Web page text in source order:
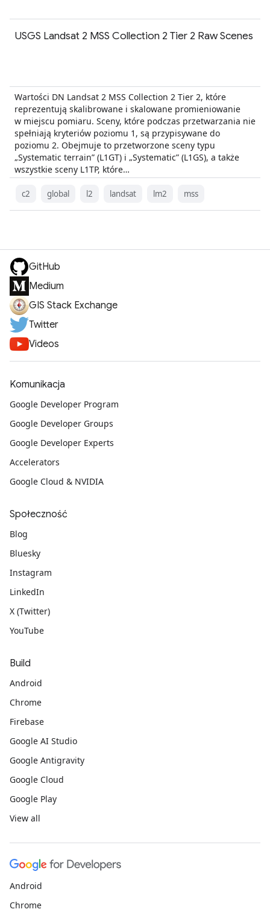
USGS Landsat 2 MSS Collection 2 Tier 2 Raw Scenes
Wartości DN Landsat 2 MSS Collection 2 Tier 2, które
reprezentują skalibrowane i skalowane promieniowanie
w miejscu pomiaru. Sceny, które podczas przetwarzania nie
spełniają kryteriów poziomu 1, są przypisywane do
poziomu 2. Obejmuje to przetworzone sceny typu
„Systematic terrain” (L1GT) i „Systematic” (L1GS), a także
wszystkie sceny L1TP, które…
c2 global l2 landsat lm2 mss
GitHub
Medium
GIS Stack Exchange
Twitter
Videos
Komunikacja
Google Developer Program
Google Developer Groups
Google Developer Experts
Accelerators
Google Cloud & NVIDIA
Społeczność
Blog
Bluesky
Instagram
LinkedIn
X (Twitter)
YouTube
Build
Android
Chrome
Firebase
Google AI Studio
Google Antigravity
Google Cloud
Google Play
View all
Android
Chrome